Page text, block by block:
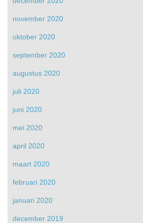
november 2020
oktober 2020
september 2020
augustus 2020
juli 2020
juni 2020
mei 2020
april 2020
maart 2020
februari 2020
januari 2020
december 2019